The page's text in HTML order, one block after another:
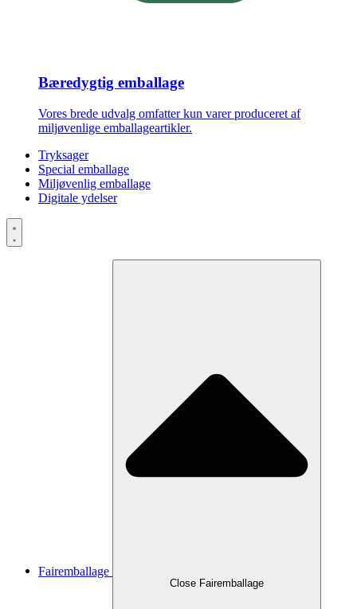
Bæredygtig emballage
Vores brede udvalg omfatter kun varer produceret af
miljøvenlige emballageartikler.
Tryksager
Special emballage
Miljøvenlig emballage
Digitale ydelser
Fairemballage
Close Fairemballage